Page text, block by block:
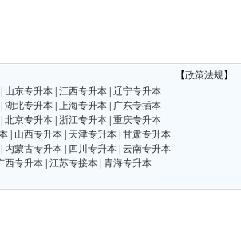
山东专升本 江西专升本 辽宁专升本
湖北专升本 上海专升本
广东专插本
北京专升本 浙江专升本 重庆专升本
山西专升本 天津专升本 甘肃专升本
内蒙古专升本 四川专升本 云南专升本
西专升本 江苏专接本 青海专升本
【政策法规】